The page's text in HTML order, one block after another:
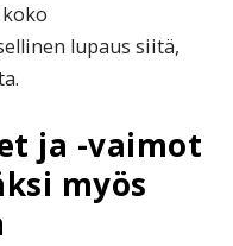
lupaus siitä,
ja -vaimot
myös